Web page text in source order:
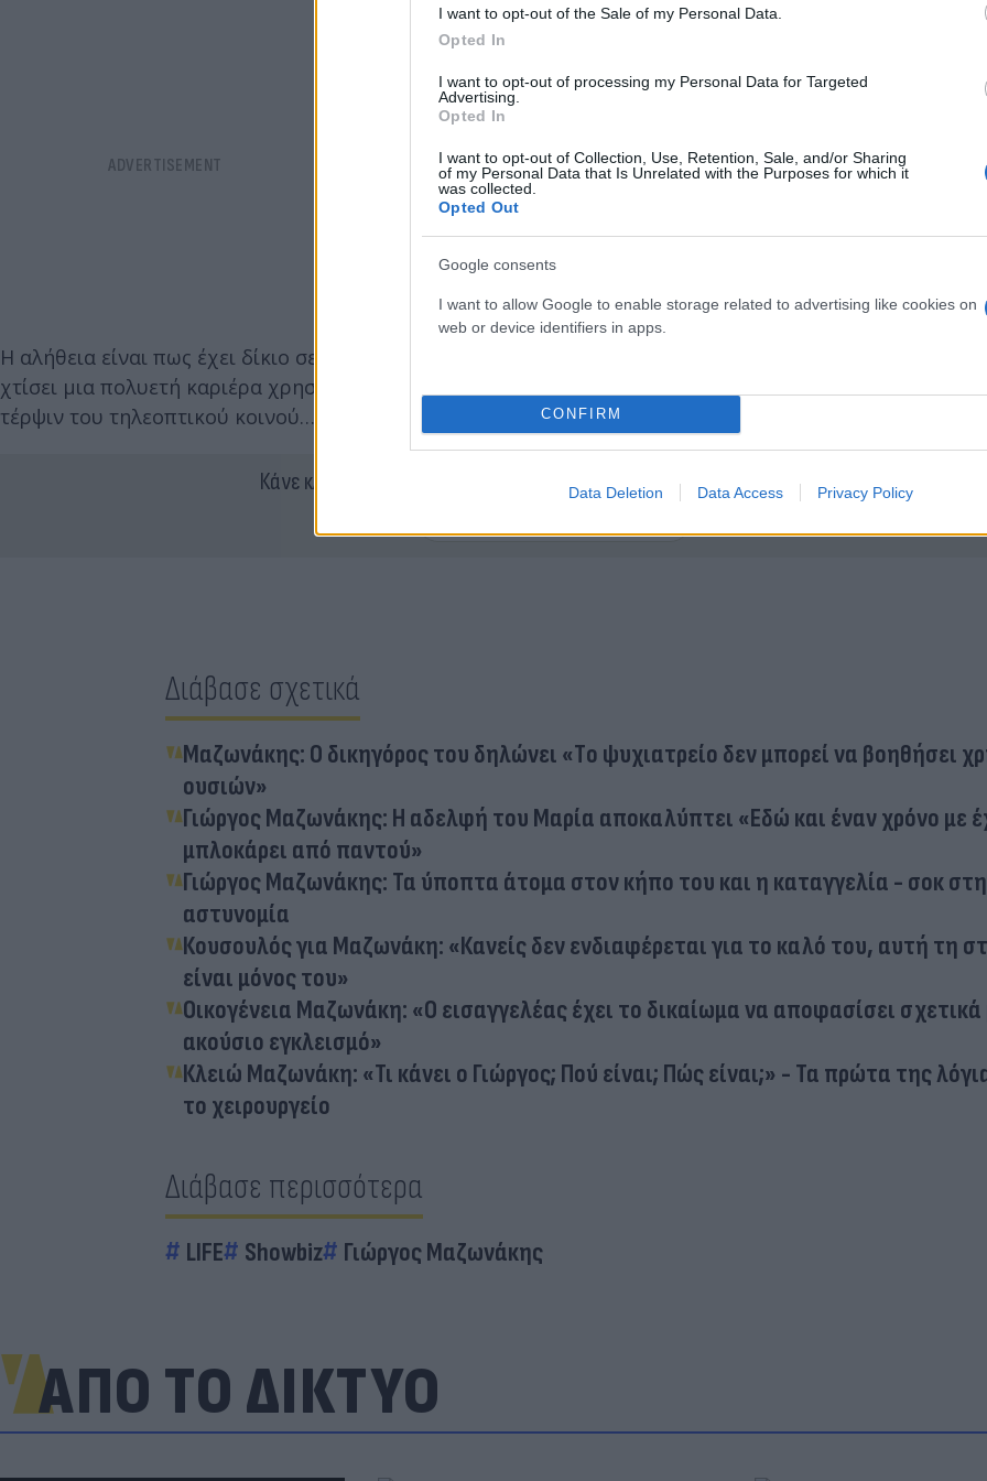
I want to opt-out of the Sale of my Personal Data.
Opted In
I want to opt-out of processing my Personal Data for Targeted
Advertising.
Opted In
I want to opt-out of Collection, Use, Retention, Sale, and/or Sharing
of my Personal Data that Is Unrelated with the Purposes for which it
was collected.
Opted Out
Google consents
I want to allow Google to enable storage related to advertising like cookies on
web or device identifiers in apps.
CONFIRM
Data Deletion Data Access Privacy Policy
Η αλήθεια είναι πως έχει δίκιο σε αυτά που λέει η Αννίτα, βέβαια είναι περίεργο που τα λέει αυτά όταν η
χτίσει μια πολυετή καριέρα χρησιμοποιώντας στις εκπομπές της συνανθρώπους μας και τα
τέρψιν του τηλεοπτικού κοινού…
Κάνε κλικ και δες περισσότερο Flash.gr στην αναζήτηση της Google
Διάβασε σχετικά
Μαζωνάκης: Ο δικηγόρος του δηλώνει «Tο ψυχιατρείο δεν μπορεί να βοηθήσει
ουσιών»
Γιώργος Μαζωνάκης: Η αδελφή του Μαρία αποκαλύπτει «Εδώ και έναν χρόνο με
μπλοκάρει από παντού»
Γιώργος Μαζωνάκης: Τα ύποπτα άτομα στον κήπο του και η καταγγελία - σοκ
αστυνομία
Κουσουλός για Μαζωνάκη: «Κανείς δεν ενδιαφέρεται για το καλό του, αυτή τη
είναι μόνος του»
Οικογένεια Μαζωνάκη: «Ο εισαγγελέας έχει το δικαίωμα να αποφασίσει σχετικά
ακούσιο εγκλεισμό»
Κλειώ Μαζωνάκη: «Τι κάνει ο Γιώργος; Πού είναι; Πώς είναι;» - Τα πρώτα της
το χειρουργείο
Διάβασε περισσότερα
LIFE Showbiz Γιώργος Μαζωνάκης
ΑΠΟ ΤΟ ΔΙΚΤΥΟ